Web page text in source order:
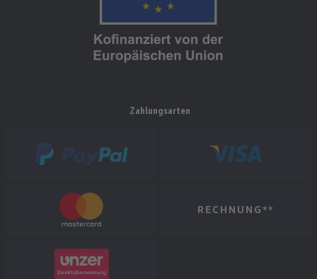
Zahlungsarten
RECHNUNG**